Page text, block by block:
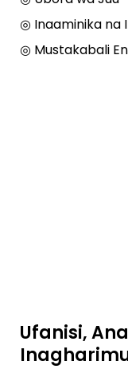
◎ Inaaminika na
◎ Mustakabali
Ufanisi,